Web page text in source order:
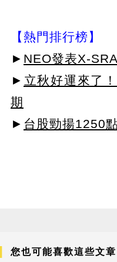
【熱門排行榜】
► NEO發表X-
► 立秋好運來了
期
► 台股勁揚1250
您也可能喜歡這些文章